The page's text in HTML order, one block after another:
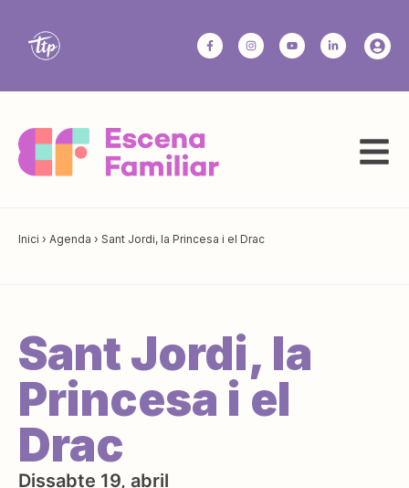
Inici › Agenda › Sant Jordi, la Princesa i el Drac
Sant Jordi, la
Princesa i el
Drac
Dissabte 19, abril